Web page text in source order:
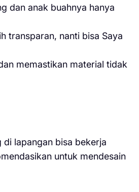
dan anak buahnya hanya
transparan, nanti bisa Saya
memastikan material tidak
di lapangan bisa bekerja
untuk mendesain